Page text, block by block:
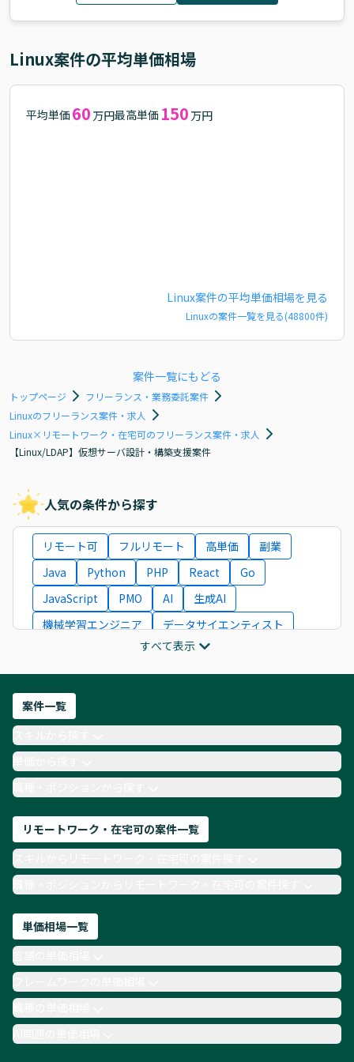
Linux案件の平均単価相場
平均単価 60 万円最高単価 150 万円
Linux案件の平均単価相場を見る
Linuxの案件一覧を見る(48800件)
案件一覧にもどる
トップページ
フリーランス・業務委託案件
Linuxのフリーランス案件・求人
Linux×リモートワーク・在宅可のフリーランス案件・求人
【Linux/LDAP】仮想サーバ設計・構築支援案件
人気の条件から探す
リモート可 フルリモート 高単価
副業
Java
Python PHP React
Go
JavaScript
PMO AI
生成AI
機械学習エンジニア
データサイエンティスト
ITコンサルタント
フロントエンドエンジニア
ネットワークエンジニア
AIエンジニア
Webデザイナー
月収100万円 業務委託
COBOL
Ruby
TypeScript
Laravel AWS
すべて表示
案件一覧
単価から探す
職種・ポジションから探す
リモートワーク・在宅可の案件一覧
職種・ポジションからリモートワーク・在宅可の案件探す
単価相場一覧
職種の単価相場
AI関連の単価相場